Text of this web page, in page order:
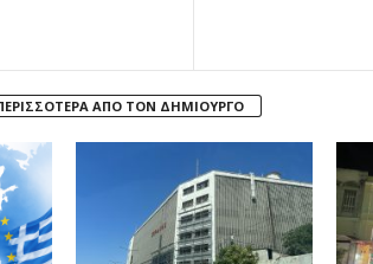
ΑΠΟ ΤΟΝ ΔΗΜΙΟΥΡΓΟ